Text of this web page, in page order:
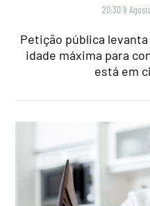
20:30 9
Petição pública
idade máxima para
está em